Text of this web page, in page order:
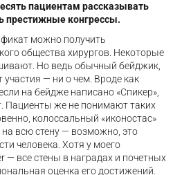
пациентам рассказывать
престижные конгрессы.
можно получить
общества хирургов. Некоторые
Но ведь обычный бейджик,
участия — ни о чем. Вроде как
на бейдже написано «Спикер»,
Пациенты же не понимают таких
колоссальный «иконостас»
на всю стену — возможно, это
человека. Хотя у моего
— все стены в наградах и почетных
оценка его достижений.